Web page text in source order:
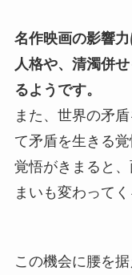
名作映画の影響
人格や、清濁併
るようです。
また、世界の矛
て矛盾を生きる覚
覚悟がきまると
まいも変わってく
この機会に腰を